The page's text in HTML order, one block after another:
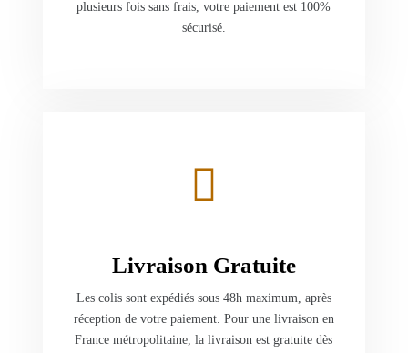
plusieurs fois sans frais, votre paiement est 100%
sécurisé.
Livraison Gratuite
Les colis sont expédiés sous 48h maximum, après
réception de votre paiement. Pour une livraison en
France métropolitaine, la livraison est gratuite dès